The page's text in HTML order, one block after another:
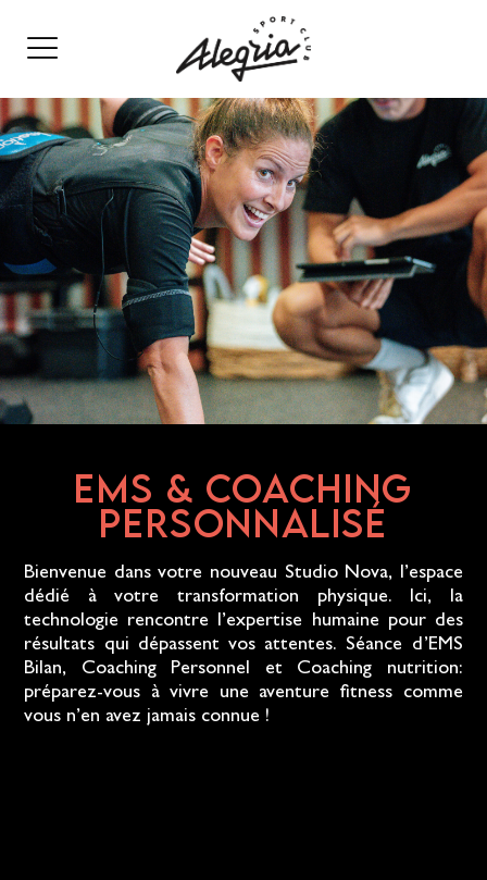
EMS & COACHING
PERSONNALISÉ
Bienvenue dans votre nouveau Studio Nova, l’espace
dédié à votre transformation physique. Ici, la
technologie rencontre l’expertise humaine pour des
résultats qui dépassent vos attentes. Séance d’EMS
Bilan, Coaching Personnel et Coaching nutrition:
préparez-vous à vivre une aventure fitness comme
vous n’en avez jamais connue !